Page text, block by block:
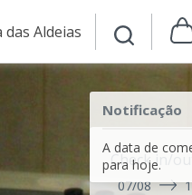
das Aldeias
Notificação
A data de
para hoje.
Check in/out
07/08